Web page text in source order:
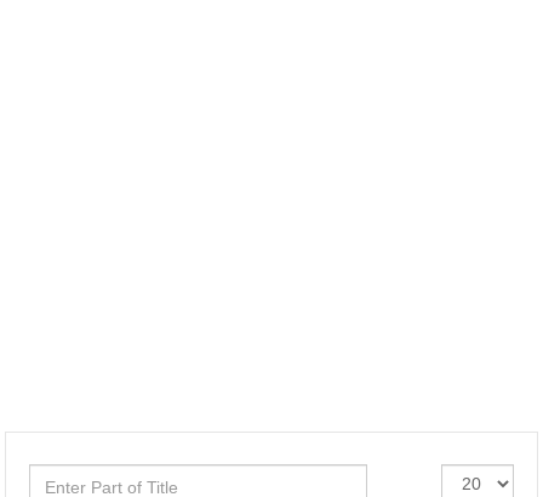
Enter
Hiển